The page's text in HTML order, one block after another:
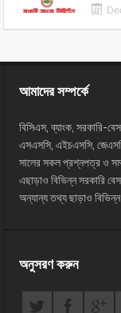
আমাদের সম্পর্কে
বিসিএস, ব্যাংক, সরকারি-
এসএসসি, এইচএসসি,
সালের সকল প্রশ্নপত্র ও
এছাড়াও বিভিন্ন সরকারি
অন্যান্য তথ্য ছাড়াও
অনুসরণ করুন